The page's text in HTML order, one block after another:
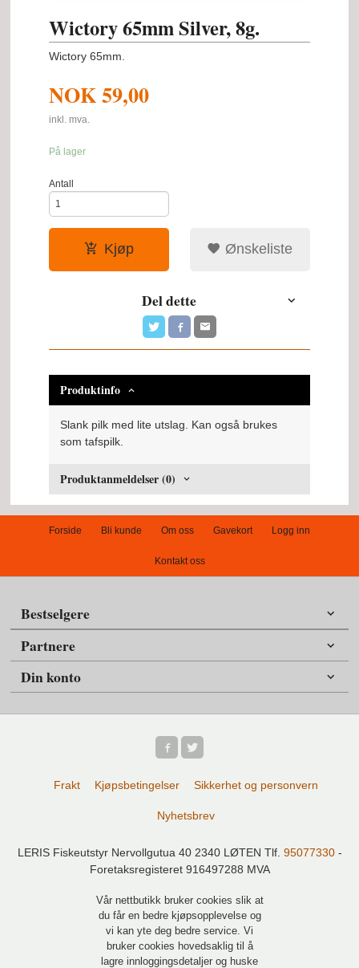
Wictory 65mm Silver, 8g.
Wictory 65mm.
NOK59,00
inkl. mva.
På lager
Antall
Kjøp Ønskeliste
Del dette
Produktinfo
Slank pilk med lite utslag. Kan også brukes
som tafspilk.
Produktanmeldelser (0)
Forside Bli kunde Om oss Gavekort Logg inn
Kontakt oss
Bestselgere
Partnere
Din konto
Frakt Kjøpsbetingelser Sikkerhet og personvern
Nyhetsbrev
LERIS Fiskeutstyr Nervollgutua 40 2340 LØTEN Tlf. 95077330-
Foretaksregisteret 916497288 MVA
Vår nettbutikk bruker cookies slik at
du får en bedre kjøpsopplevelse og
vi kan yte deg bedre service. Vi
bruker cookies hovedsaklig til å
lagre innloggingsdetaljer og huske